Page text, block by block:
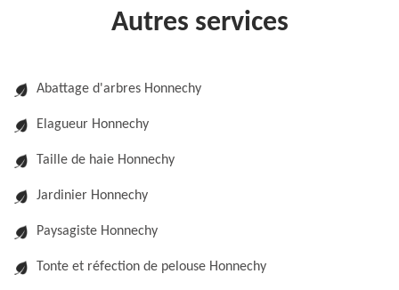
Autres services
Abattage d'arbres Honnechy
Elagueur Honnechy
Taille de haie Honnechy
Jardinier Honnechy
Paysagiste Honnechy
Tonte et réfection de pelouse Honnechy